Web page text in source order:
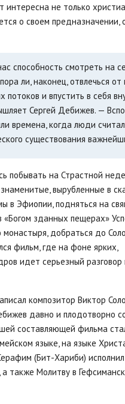
интересна не только
о своем предназначении,
способность смотреть на
ли, наконец, отвлечься
потоков и впустить в себя
Сергей Дебижев. —
времена, когда люди
существования
побывать на Страстной
вырубленные в
в Эфиопии, подняться на
«Богом зданных пещерах»
монастыря, добраться до
фильм, где на фоне ярких,
идет серьезный разговор
композитор Виктор
давно и плодотворно
составляющей фильма
языке, на языке
(Бит-Хариби)
также Молитву в